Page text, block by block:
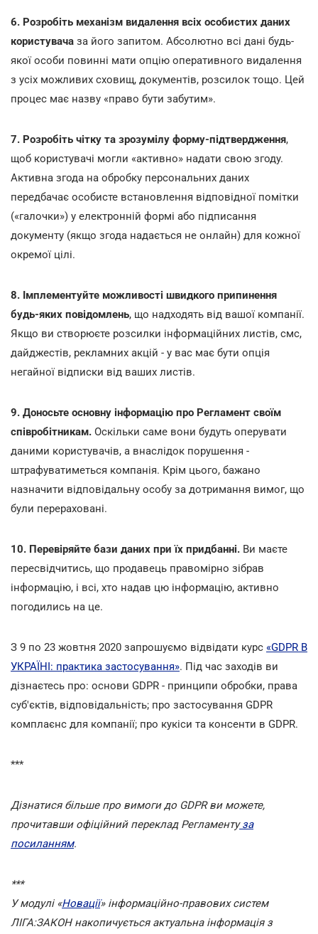
6. Розробіть механізм видалення всіх особистих даних
користувача за його запитом. Абсолютно всі дані будь-
якої особи повинні мати опцію оперативного видалення
з усіх можливих сховищ, документів, розсилок тощо. Цей
процес має назву «право бути забутим».
7. Розробіть чітку та зрозумілу форму-підтвердження,
щоб користувачі могли «активно» надати свою згоду.
Активна згода на обробку персональних даних
передбачає особисте встановлення відповідної помітки
(«галочки») у електронній формі або підписання
документу (якщо згода надається не онлайн) для кожної
окремої цілі.
8. Імплементуйте можливості швидкого припинення
будь-яких повідомлень, що надходять від вашої компанії.
Якщо ви створюєте розсилки інформаційних листів, смс,
дайджестів, рекламних акцій - у вас має бути опція
негайної відписки від ваших листів.
9. Доносьте основну інформацію про Регламент своїм
співробітникам. Оскільки саме вони будуть оперувати
даними користувачів, а внаслідок порушення -
штрафуватиметься компанія. Крім цього, бажано
назначити відповідальну особу за дотримання вимог, що
були перераховані.
10. Перевіряйте бази даних при їх придбанні. Ви маєте
пересвідчитись, що продавець правомірно зібрав
інформацію, і всі, хто надав цю інформацію, активно
погодились на це.
З 9 по 23 жовтня 2020 запрошуємо відвідати курс «GDPR В
УКРАЇНІ: практика застосування». Під час заходів ви
дізнаєтесь про: основи GDPR - принципи обробки, права
суб'єктів, відповідальність; про застосування GDPR
комплаєнс для компанії; про кукіси та консенти в GDPR.
***
Дізнатися більше про вимоги до GDPR ви можете,
прочитавши офіційний переклад Регламентуза
посиланням.
***
У модулі «Новації» інформаційно-правових систем
ЛІГА:ЗАКОН накопичується актуальна інформація з